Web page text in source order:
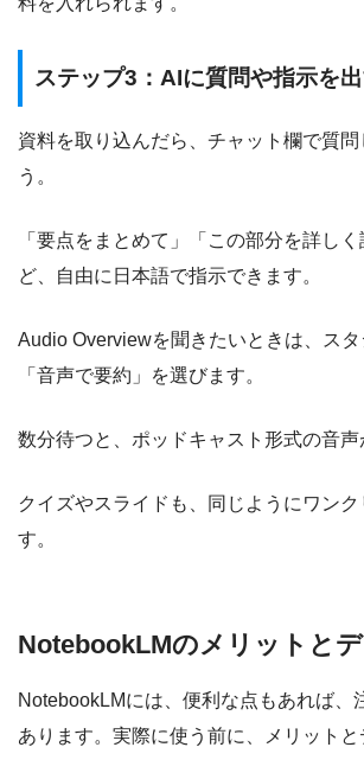
ステップ3：AIに質問や指示を
資料を取り込んだら、チャット欄で質問
う。
「要点をまとめて」「この部分を詳し
ど、自由に日本語で指示できます。
Audio Overviewを聞きたいときは、ス
「音声で要約」を選びます。
数分待つと、ポッドキャスト形式の音声
クイズやスライドも、同じようにワンク
す。
NotebookLMのメリットと
NotebookLMには、便利な点もあれば、
あります。実際に使う前に、メリット